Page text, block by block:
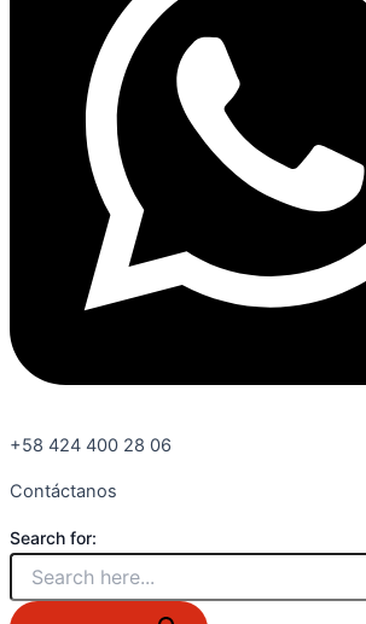
+58 424 400 28 06
Contáctanos
Search for: